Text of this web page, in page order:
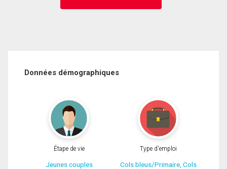
Données démographiques
Étape de vie
Jeunes couples
Type d'emploi
Cols bleus/Primaire, Cols